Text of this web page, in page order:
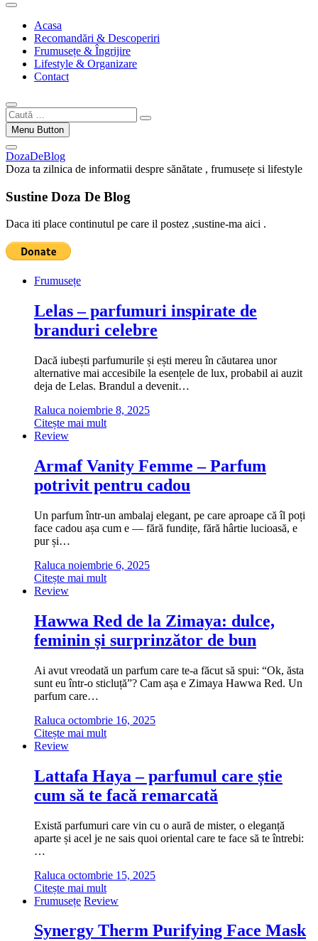
Acasa
Recomandări & Descoperiri
Frumusețe & Îngrijire
Lifestyle & Organizare
Contact
Caută
…Menu Button
DozaDeBlog
Doza ta zilnica de informatii despre sănătate , frumusețe si lifestyle
Sustine Doza De Blog
Daca iti place continutul pe care il postez ,sustine-ma aici .
Frumusețe
Lelas – parfumuri inspirate de
branduri celebre
Dacă iubești parfumurile și ești mereu în căutarea unor
alternative mai accesibile la esențele de lux, probabil ai auzit
deja de Lelas. Brandul a devenit…
Raluca noiembrie 8, 2025
Citește mai mult
Review
Armaf Vanity Femme – Parfum
potrivit pentru cadou
Un parfum într-un ambalaj elegant, pe care aproape că îl poți
face cadou așa cum e — fără fundițe, fără hârtie lucioasă, e
pur și…
Raluca noiembrie 6, 2025
Citește mai mult
Review
Hawwa Red de la Zimaya: dulce,
feminin și surprinzător de bun
Ai avut vreodată un parfum care te-a făcut să spui: “Ok, ăsta
sunt eu într-o sticluță”? Cam așa e Zimaya Hawwa Red. Un
parfum care…
Raluca octombrie 16, 2025
Citește mai mult
Review
Lattafa Haya – parfumul care știe
cum să te facă remarcată
Există parfumuri care vin cu o aură de mister, o eleganță
aparte și acel je ne sais quoi oriental care te face să te întrebi:
…
Raluca octombrie 15, 2025
Citește mai mult
Frumusețe Review
Synergy Therm Purifying Face Mask